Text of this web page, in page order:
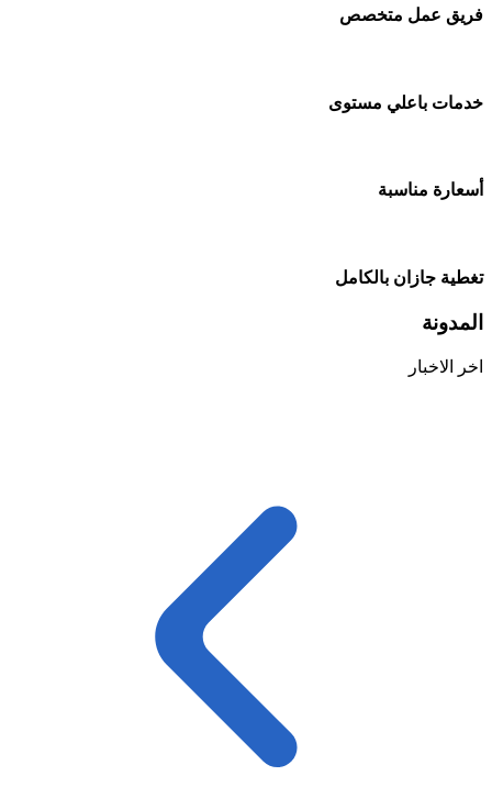
فريق عمل متخصص
خدمات باعلي مستوى
أسعارة مناسبة
تغطية جازان بالكامل
المدونة
اخر الاخبار